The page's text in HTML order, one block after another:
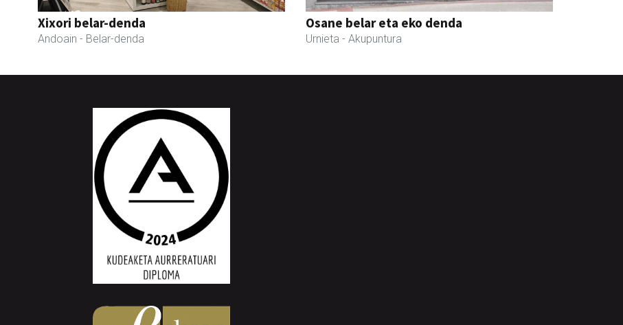
Xixori belar-denda
Andoain - Belar-denda
Osane belar eta eko denda
Urnieta - Akupuntura